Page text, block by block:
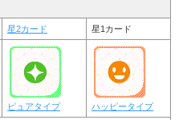
星2カード 星1カード
ピュアタイプ ハッピータイプ